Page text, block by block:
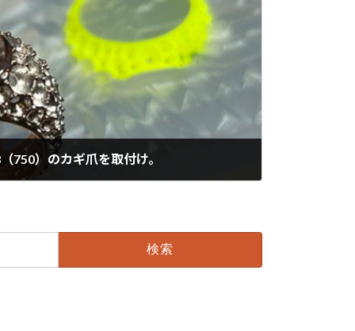
750）のカギ爪を取付け。